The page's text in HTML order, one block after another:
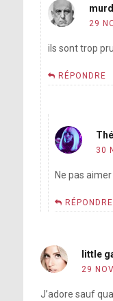
29
ils sont trop
RÉPONDRE
30
Ne pas
RÉPONDRE
little
29
J’adore sauf